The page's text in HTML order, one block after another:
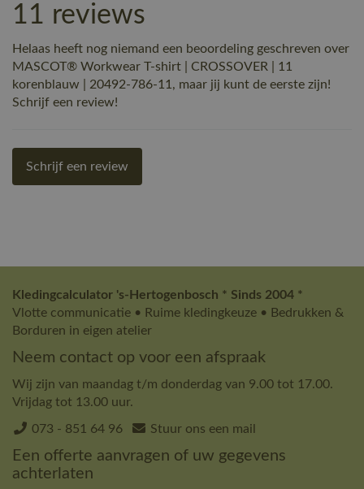
11 reviews
Helaas heeft nog niemand een beoordeling geschreven over
MASCOT® Workwear T-shirt | CROSSOVER | 11
korenblauw | 20492-786-11, maar jij kunt de eerste zijn!
Schrijf een review!
Schrijf een review
Kledingcalculator 's-Hertogenbosch * Sinds 2004 *
Vlotte communicatie • Ruime kledingkeuze • Bedrukken &
Borduren in eigen atelier
Neem contact op voor een afspraak
Wij zijn van maandag t/m donderdag van 9.00 tot 17.00.
Vrijdag tot 13.00 uur.
073 - 851 64 96 Stuur ons een mail
Een offerte aanvragen of uw gegevens
achterlaten